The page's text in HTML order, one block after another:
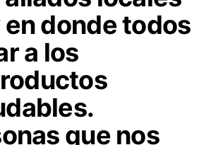
donde todos
a los
que nos